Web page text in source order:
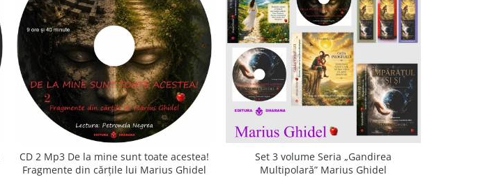
CD 2 Mp3 De la mine sunt toate acestea!
Fragmente din cărțile lui Marius Ghidel
Set 3 volume Seria „Gandirea
Multipolară” Marius Ghidel